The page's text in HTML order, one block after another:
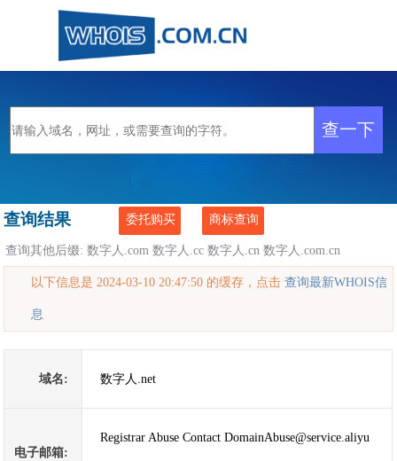
查询结果 委托购买 商标查询
查询其他后缀:数字人.com 数字人.cc 数字人.cn 数字人.com.cn
以下信息是 2024-03-10 20:47:50 的缓存，点击查询最新WHOIS信
息
域名: 数字人.net
电子邮箱:
Registrar Abuse Contact DomainAbuse@service.aliyu